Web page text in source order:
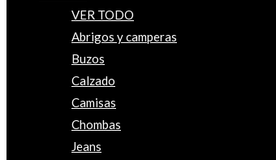
VER TODO
Abrigos y camperas
Buzos
Calzado
Camisas
Chombas
Jeans